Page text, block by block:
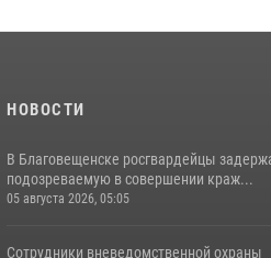
НОВОСТИ
В Благовещенске росгвардейцы
подозреваемую в совершении краж...
05 августа 2026, 05:05
Сотрудники вневедомственной охраны